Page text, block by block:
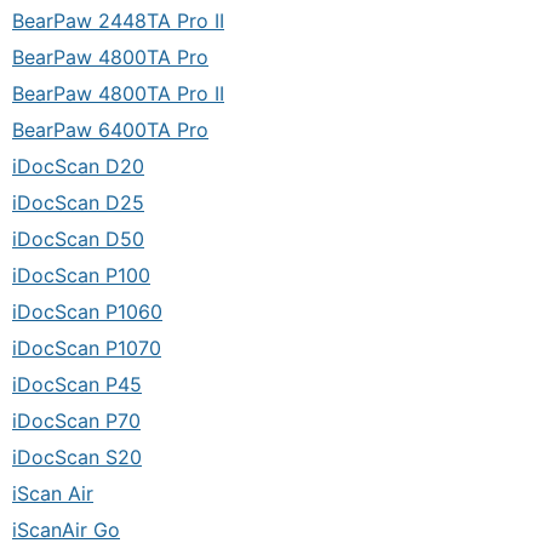
BearPaw 2448TA Pro II
BearPaw 4800TA Pro
BearPaw 4800TA Pro II
BearPaw 6400TA Pro
iDocScan D20
iDocScan D25
iDocScan D50
iDocScan P100
iDocScan P1060
iDocScan P1070
iDocScan P45
iDocScan P70
iDocScan S20
iScan Air
iScanAir Go